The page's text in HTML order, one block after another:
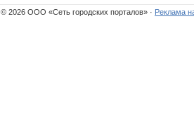
© 2026 ООО «Сеть городских порталов» · Реклама